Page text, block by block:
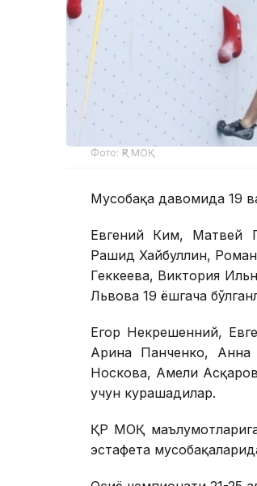
Фото: ҚР МОҚ
Мусобақа давомида 19
Евгений Ким, Матвей
Рашид Хайбуллин,
Геккеева, Виктория
Львова 19 ёшгача
Егор Некрешенний,
Арина Панченко, Анна
Носкова, Амели
учун курашадилар.
ҚР МОҚ
эстафета